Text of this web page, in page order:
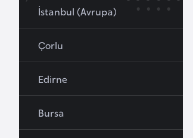
İstanbul (Avrupa)
Çorlu
Edirne
Bursa
u
s
t
y